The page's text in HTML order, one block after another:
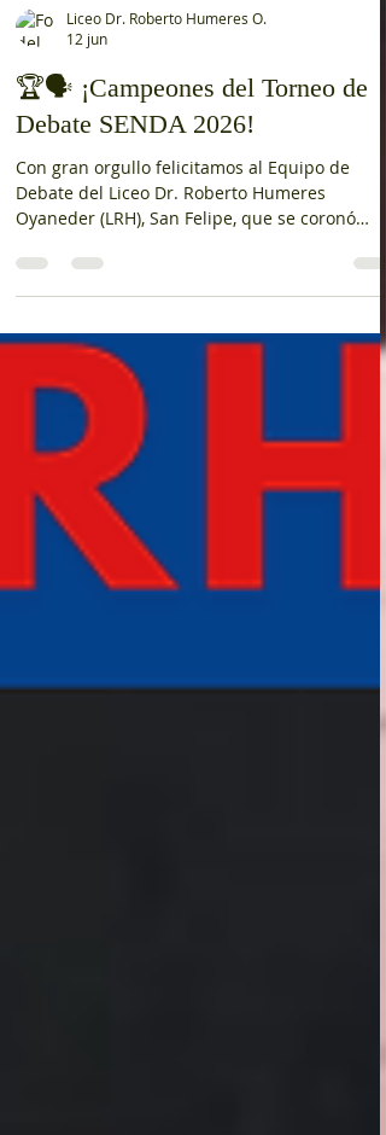
12 jun
🏆🗣️ ¡Campeones del Torneo de
Debate SENDA 2026!
Con gran orgullo felicitamos al Equipo de
Oyaneder (LRH), San Felipe, que se coronó
campeón de la gran final del Torneo SENDA
Felipe. Durante una intensa jornada que se
extendió desde las 10:00 hasta cerca de las
14:00 horas, nuestros estudiantes
excelentes habilidades de argumentación,
pensamiento crítico, trabajo en equipo y
expresión oral, enfrentándose a destacados
establecimien